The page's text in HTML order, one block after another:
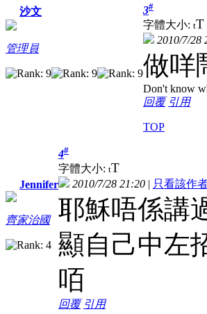
沙文
管理員
3#
字體大小: tT
2010/7/28
做咩
Don't know
回覆 引用
TOP
Jennifer
齊家治國
4#
字體大小: tT
2010/7/28 21:20 | 只看該作
耶穌唔係講
顯自己中左
咟
回覆 引用